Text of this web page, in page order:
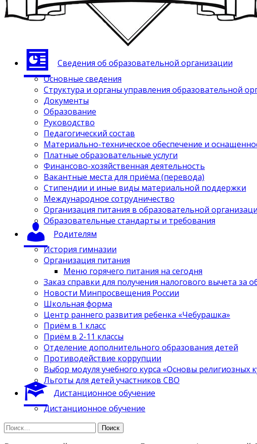
Сведения об образовательной организации
Основные сведения
Структура и органы управления образовательной
Документы
Образование
Руководство
Педагогический состав
Материально-техническое обеспечение и
Платные образовательные услуги
Финансово-хозяйственная деятельность
Вакантные места для приёма (перевода)
Стипендии и иные виды материальной поддержки
Международное сотрудничество
Организация питания в образовательной
Образовательные стандарты и требования
Родителям
История гимназии
Организация питания
Меню горячего питания на сегодня
Заказ справки для получения налогового вычета за
Новости Минпросвещения России
Школьная форма
Центр раннего развития ребенка «Чебурашка»
Приём в 1 класс
Приём в 2-11 классы
Отделение дополнительного образования детей
Противодействие коррупции
Выбор модуля учебного курса «Основы религиозных
Льготы для детей участников СВО
Дистанционное обучение
Дистанционное обучение
Найти: